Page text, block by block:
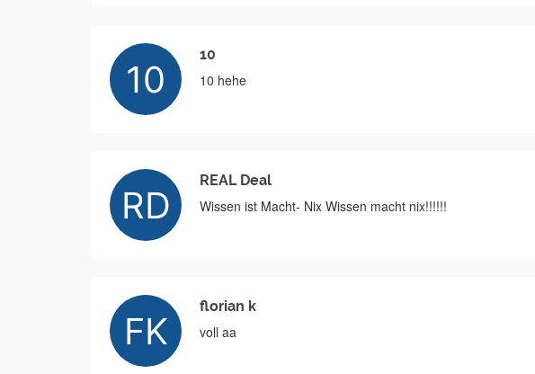
10
10 hehe
REAL Deal
Wissen ist Macht- Nix Wissen macht nix!!!!!!
florian k
voll aa